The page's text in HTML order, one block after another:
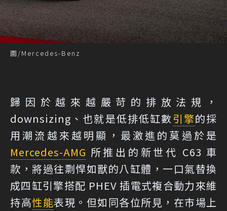
圖/Mercedes-Benz
歸因於越來越嚴苛的排放法規，
downsizing、也就是低排低缸數引擎的採
用潮流越來越明顯，最激進的莫過於是
Mercedes-AMG 所推出的新世代 C63 車
款，將過往剽悍如獸的八缸體，一口氣替換
成四缸引擎搭配 PHEV 插電式複合動力來維
持高性能表現。但如同各位所見，在市場上